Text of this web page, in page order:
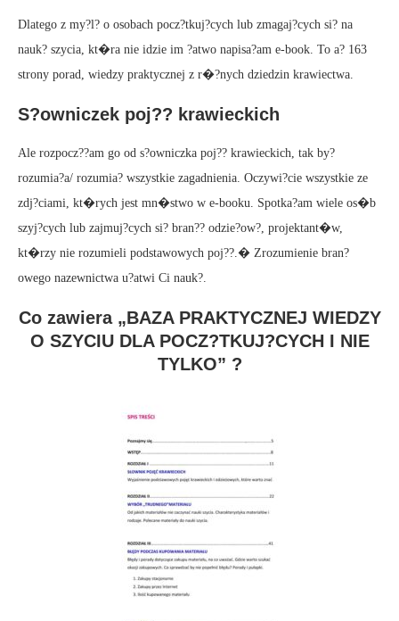
Dlatego z my?l? o osobach pocz?tkuj?cych lub zmagaj?cych si? na
nauk? szycia, kt�ra nie idzie im ?atwo napisa?am e-book. To a? 163
strony porad, wiedzy praktycznej z r�?nych dziedzin krawiectwa.
S?owniczek poj?? krawieckich
Ale rozpocz??am go od s?owniczka poj?? krawieckich, tak by?
rozumia?a/ rozumia? wszystkie zagadnienia. Oczywi?cie wszystkie ze
zdj?ciami, kt�rych jest mn�stwo w e-booku. Spotka?am wiele os�b
szyj?cych lub zajmuj?cych si? bran?? odzie?ow?, projektant�w,
kt�rzy nie rozumieli podstawowych poj??.� Zrozumienie bran?
owego nazewnictwa u?atwi Ci nauk?.
Co zawiera „BAZA PRAKTYCZNEJ WIEDZY
O SZYCIU DLA POCZ?TKUJ?CYCH I NIE
TYLKO” ?